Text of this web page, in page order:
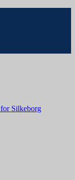
Silkeborg